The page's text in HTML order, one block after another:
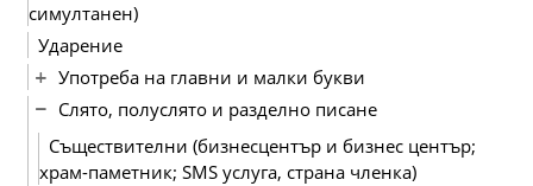
симултанен)
Ударение
Употреба на главни и малки букви
Слято, полуслято и разделно писане
Съществителни (бизнесцентър и бизнес център;
храм-паметник; SMS услуга, страна членка)